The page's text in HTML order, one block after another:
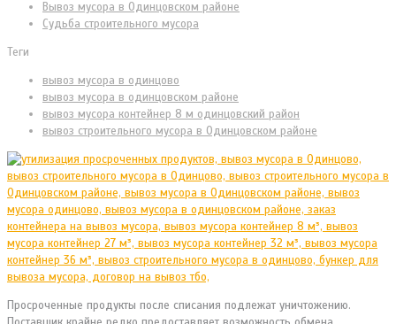
Вывоз мусора в Одинцовском районе
Судьба строительного мусора
Теги
вывоз мусора в одинцово
вывоз мусора в одинцовском районе
вывоз мусора контейнер 8 м одинцовский район
вывоз строительного мусора в Одинцовском районе
Просроченные продукты после списания подлежат уничтожению.